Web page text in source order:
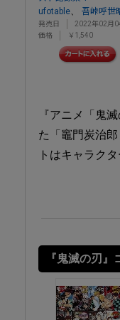
ufotable
吾峠呼世
発売日
2022年02月
価格
￥1,540
『アニメ「鬼
た「竈門炭治
トはキャラク
『鬼滅の刃』